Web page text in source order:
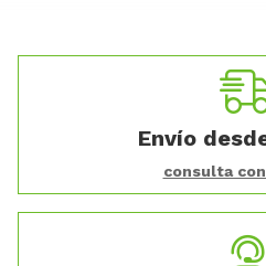
Envío
consulta